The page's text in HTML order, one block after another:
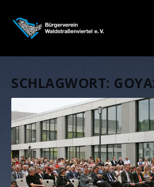
SCHLAGWORT: